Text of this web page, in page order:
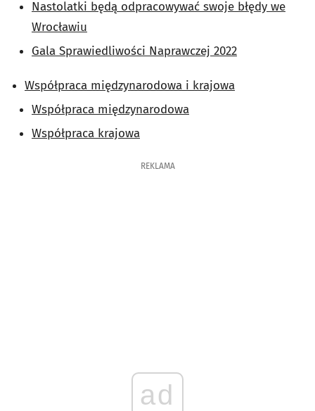
Nastolatki będą odpracowywać swoje błędy we
Wrocławiu
Gala Sprawiedliwości Naprawczej 2022
Współpraca międzynarodowa i krajowa
Współpraca międzynarodowa
Współpraca krajowa
REKLAMA
ad